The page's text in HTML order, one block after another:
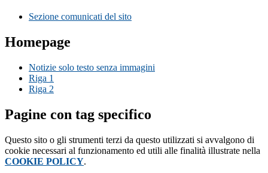
Sezione comunicati del sito
Homepage
Notizie solo testo senza immagini
Riga 1
Riga 2
Pagine con tag specifico
Questo sito o gli strumenti terzi da questo utilizzati si avvalgono di
cookie necessari al funzionamento ed utili alle finalità illustrate nella
COOKIE POLICY.